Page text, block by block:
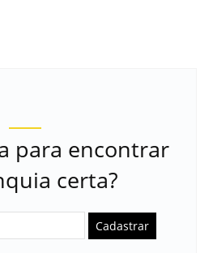
para encontrar
certa?
Cadastrar